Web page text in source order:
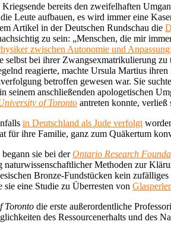
bereits den zweifelhaften
Leute aufbauen, es wird immer eine
Artikel in der Deutschen Rundschau die
zu sein: „Menschen, die mir
zwischen Autonomie und
selbst bei ihrer Zwangsexmatrikulierung zu
reagierte, machte Ursula Martius
betroffen gewesen war. Sie
anschließenden apologetischen
of Toronto antreten konnte,
in Deutschland als Jude verfolgt
für ihre Familie, ganz zum Quäkertum
sie bei derOntario Research
naturwissenschaftlicher Methoden zur
Bronze-Fundstücken kein
sie eine Studie zu Überresten von
Toronto die erste außerordentliche
des Ressourcenerhalts und des